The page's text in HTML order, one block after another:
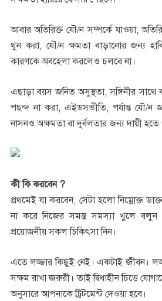
আবার অতিরিক্ত যৌ/ন সম্পর্কে যাওয়া,
থুন করা, যৌ/ন ক্ষমতা বাড়ানোর জন্য
কারণকে অবহেলা করলেও চলবে না।
এছাড়া বয়স জনিত অসুস্থতা, সঙ্গিনীর সাথে
পছন্দ না করা, এইডসভীতি, পর্যাপ্ত যৌ/ন
নাসনও অক্ষমতা বা দুর্বলতার জন্য দায়ী হতে
কী কি করবেন ?
প্রথমেই যা করবেন, সেটা হলো নিম্নোক্ত
না করে নিজের সমস্ত সমস্যা খুলে বলুন
প্রয়োজনীয় সকল চিকিৎসা নিন।
এতে লজ্জার কিছুই নেই। একটাই জীবন।
সক্ষম রাখা জরুরী। তাই দ্বিধাহীন চিত্তে
অনুসারে আপনাকে ট্রিটমেন্ট দেওয়া হবে।